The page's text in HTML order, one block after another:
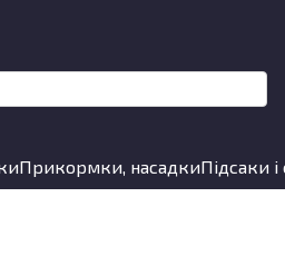
Прикормки, насадкиПідсаки